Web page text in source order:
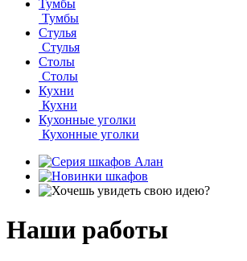
Тумбы
Тумбы
Стулья
Стулья
Столы
Столы
Кухни
Кухни
Кухонные уголки
Кухонные уголки
Наши работы